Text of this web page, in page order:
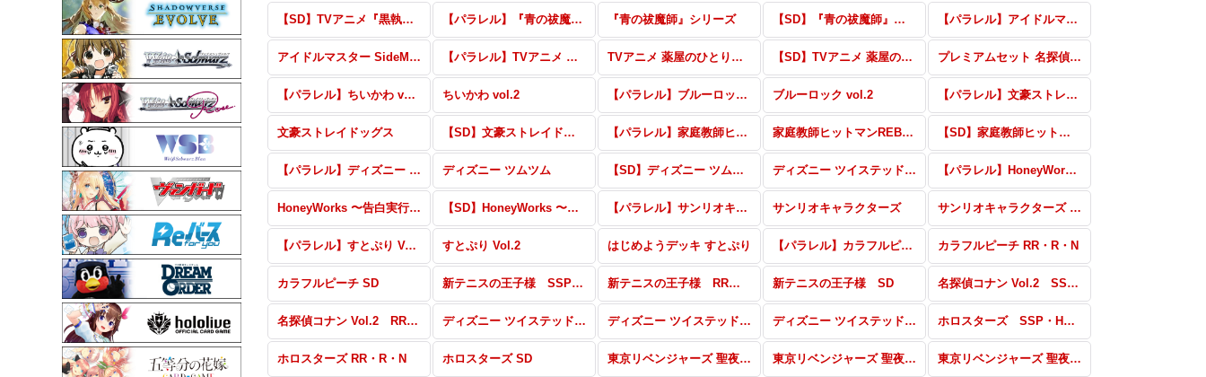
【SD】TVアニメ『黒執事 -寄宿学校編-』 【パラレル】『青の祓魔師』シリーズ 『青の祓魔師』シリーズ 【SD】『青の祓魔師』シリーズ 【パラレル】アイドルマスター SideM BLAU NEW P@SSION!!!
アイドルマスター SideM BLAU NEW P@SSION!!! 【パラレル】TVアニメ 薬屋のひとりごと TVアニメ 薬屋のひとりごと 【SD】TVアニメ 薬屋のひとりごと プレミアムセット 名探偵コナン
【パラレル】ちいかわ vol.2 ちいかわ vol.2 【パラレル】ブルーロック vol.2 ブルーロック vol.2 【パラレル】文豪ストレイドッグス
文豪ストレイドッグス 【SD】文豪ストレイドッグス 【パラレル】家庭教師ヒットマンREBORN! 家庭教師ヒットマンREBORN! 【SD】家庭教師ヒットマンREBORN!
【パラレル】ディズニー ツムツム ディズニー ツムツム 【SD】ディズニー ツムツム ディズニー ツイステッドワンダーランド ハーフデッキパック 【パラレル】HoneyWorks 〜告白実行委員会〜
HoneyWorks 〜告白実行委員会〜 【SD】HoneyWorks 〜告白実行委員会〜 【パラレル】サンリオキャラクターズ サンリオキャラクターズ サンリオキャラクターズ SD
【パラレル】すとぷり Vol.2 すとぷり Vol.2 はじめようデッキ すとぷり 【パラレル】カラフルピーチ カラフルピーチ RR・R・N
カラフルピーチ SD 新テニスの王子様 SSP・SP・BR・PR 新テニスの王子様 RR・R・N 新テニスの王子様 SD 名探偵コナン Vol.2 SSP・SP・BR・PR
名探偵コナン Vol.2 RR・R・N ディズニー ツイステッドワンダーランド SSP・SP・BR・TWR・PR ディズニー ツイステッドワンダーランド RR・R・N ディズニー ツイステッドワンダーランド SD ホロスターズ SSP・HSR・BR・PR
ホロスターズ RR・R・N ホロスターズ SD 東京リベンジャーズ 聖夜決戦編 SSP・SP・BR 東京リベンジャーズ 聖夜決戦編 RR・R・N 東京リベンジャーズ 聖夜決戦編 SD